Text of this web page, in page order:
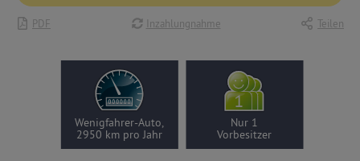
PDF Inzahlungnahme Teilen
Wenigfahrer-Auto,
2950 km pro Jahr
Nur 1
Vorbesitzer